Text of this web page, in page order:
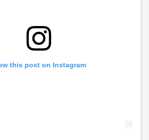
this post on Instagram